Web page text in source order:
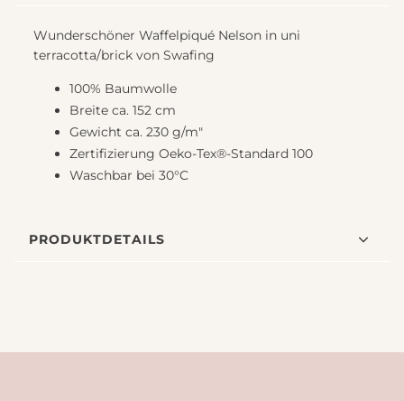
Wunderschöner Waffelpiqué Nelson in uni
terracotta/brick von Swafing
100% Baumwolle
Breite ca. 152 cm
Gewicht ca. 230 g/m"
Zertifizierung Oeko-Tex®-Standard 100
Waschbar bei 30°C
PRODUKTDETAILS